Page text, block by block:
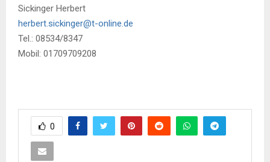
Sickinger Herbert
herbert.sickinger@t-online.de
Tel.: 08534/8347
Mobil: 01709709208
0